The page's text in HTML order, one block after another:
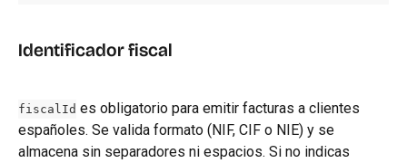
Identificador fiscal
fiscalId es obligatorio para emitir facturas a clientes
españoles. Se valida formato (NIF, CIF o NIE) y se
almacena sin separadores ni espacios. Si no indicas